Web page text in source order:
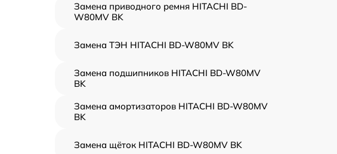
Замена приводного ремня HITACHI BD-
W80MV BK
Замена ТЭН HITACHI BD-W80MV BK
Замена подшипников HITACHI BD-W80MV
BK
Замена амортизаторов HITACHI BD-W80MV
BK
Замена щёток HITACHI BD-W80MV BK